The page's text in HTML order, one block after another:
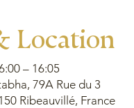
Location
– 16:05
79A Rue du 3
Ribeauvillé, France